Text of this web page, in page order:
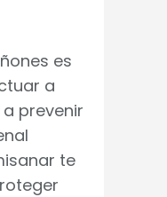
es
a
prevenir
te